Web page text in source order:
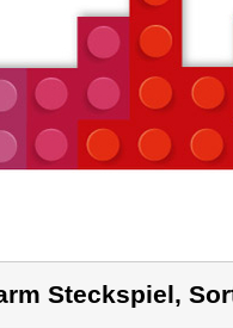
Steckspiel,